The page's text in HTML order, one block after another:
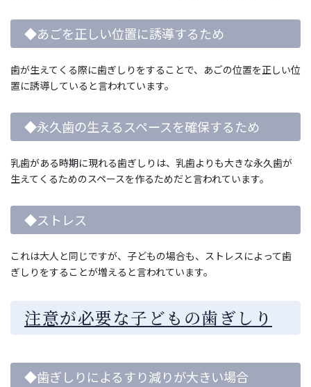
◆あごを正しい位置に誘導するため
歯が生えてくる際に歯ぎしりをすることで、あごの位置を正しい位
置に誘導していると言われています。
◆永久歯の生えるスペースを確保するため
乳歯がある時期に現れる歯ぎしりは、乳歯よりも大きな永久歯が
生えてくるためのスペースを作るためだと言われています。
◆ストレス
これは大人と同じですが、子どもの場合も、ストレスによって歯
ぎしりをすることが増えると言われています。
注意が必要な子どもの歯ぎしり
◆歯ぎしりによるすり減りが大きい場合